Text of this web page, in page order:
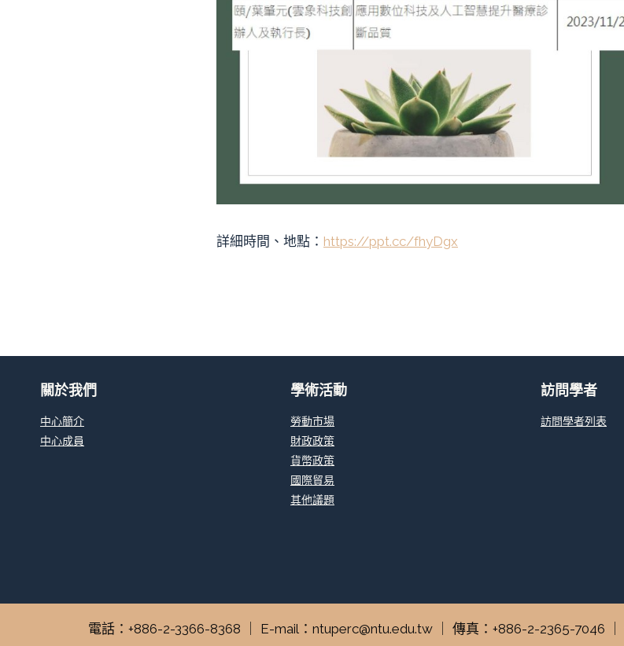
詳細時間、地點： https://ppt.cc/fhyDgx
關於我們
中心簡介
中心成員
學術活動
勞動市場
財政政策
貨幣政策
國際貿易
其他議題
訪問學者
訪問學者列表
電話：+886-2-3366-8368 ｜ E-mail：ntuperc@ntu.edu.tw ｜ 傳真：+886-2-2365-7046